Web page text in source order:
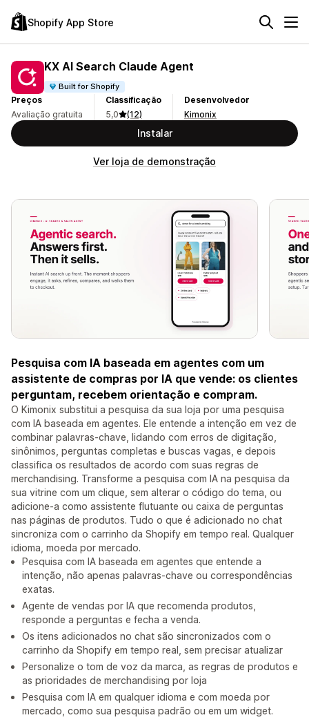
Shopify App Store
KX AI Search Claude Agent
Built for Shopify
Preços
Avaliação gratuita
Classificação
5,0
(12)
Desenvolvedor
Kimonix
Instalar
Ver loja de demonstração
Pesquisa com IA baseada em agentes com um
assistente de compras por IA que vende: os clientes
perguntam, recebem orientação e compram.
O Kimonix substitui a pesquisa da sua loja por uma pesquisa
com IA baseada em agentes. Ele entende a intenção em vez de
combinar palavras-chave, lidando com erros de digitação,
sinônimos, perguntas completas e buscas vagas, e depois
classifica os resultados de acordo com suas regras de
merchandising. Transforme a pesquisa com IA na pesquisa da
sua vitrine com um clique, sem alterar o código do tema, ou
adicione-a como assistente flutuante ou caixa de perguntas
nas páginas de produtos. Tudo o que é adicionado no chat
sincroniza com o carrinho da Shopify em tempo real. Qualquer
idioma, moeda por mercado.
Pesquisa com IA baseada em agentes que entende a
intenção, não apenas palavras-chave ou correspondências
exatas.
Agente de vendas por IA que recomenda produtos,
responde a perguntas e fecha a venda.
Os itens adicionados no chat são sincronizados com o
carrinho da Shopify em tempo real, sem precisar atualizar
Personalize o tom de voz da marca, as regras de produtos e
as prioridades de merchandising por loja
Pesquisa com IA em qualquer idioma e com moeda por
mercado, como sua pesquisa padrão ou em um widget.